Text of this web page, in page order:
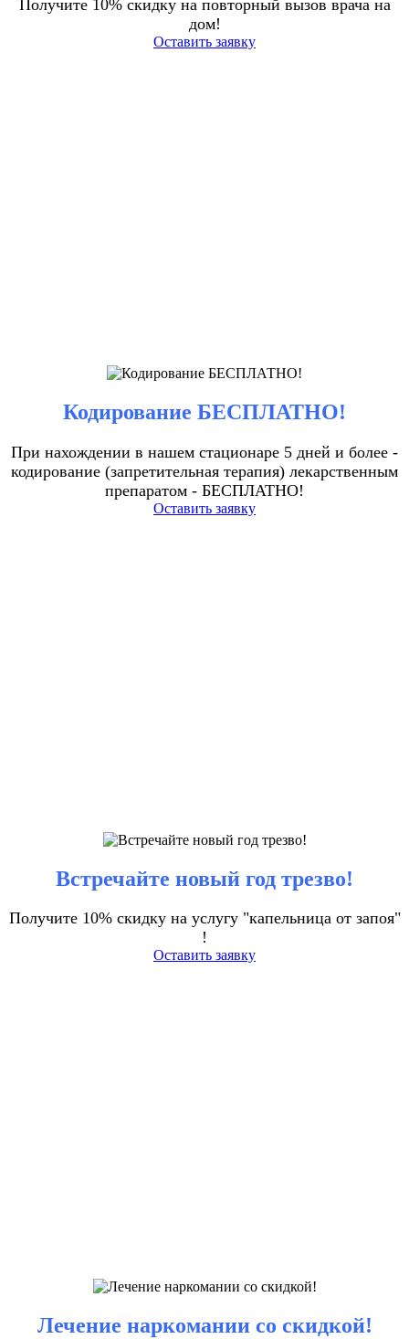
Получите 10% скидку на повторный вызов врача на
дом!
Оставить заявку
Кодирование БЕСПЛАТНО!
При нахождении в нашем стационаре 5 дней и более -
кодирование (запретительная терапия) лекарственным
препаратом - БЕСПЛАТНО!
Оставить заявку
Встречайте новый год трезво!
Получите 10% скидку на услугу "капельница от запоя"
!
Оставить заявку
Лечение наркомании со скидкой!